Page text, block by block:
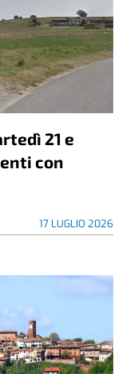
21 e
con
17 LUGLIO 2026